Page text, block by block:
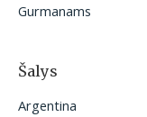
Gurmanams
Šalys
Argentina